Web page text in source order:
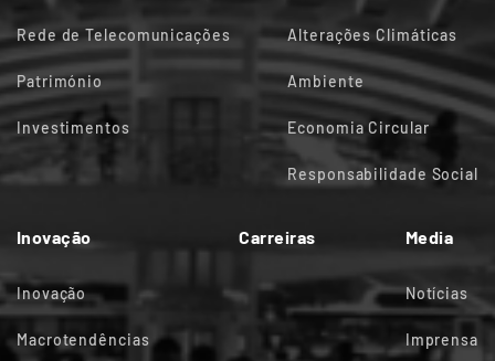
Rede de Telecomunicações
Património
Investimentos
Alterações Climáticas
Ambiente
Economia Circular
Responsabilidade Social
Inovação
Inovação
Macrotendências
Carreiras Media
Notícias
Imprensa